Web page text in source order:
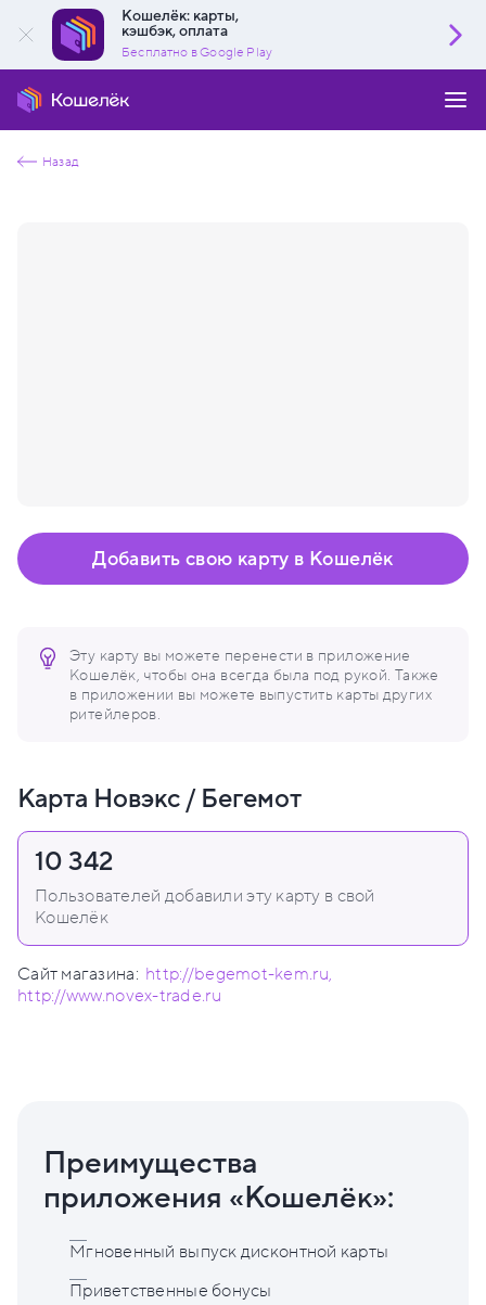
Кошелёк: карты,
кэшбэк, оплата
Бесплатно в Google Play
Назад
Эту карту вы можете перенести в приложение
Кошелёк, чтобы она всегда была под рукой. Также
в приложении вы можете выпустить карты других
ритейлеров.
Добавить свою карту в Кошелёк
Карта Новэкс / Бегемот
10 342
Пользователей добавили эту карту в свой
Кошелёк
Сайт магазина: http://begemot-kem.ru,
http://www.novex-trade.ru
Преимущества
приложения «Кошелёк»:
Мгновенный выпуск дисконтной карты
Приветственные бонусы